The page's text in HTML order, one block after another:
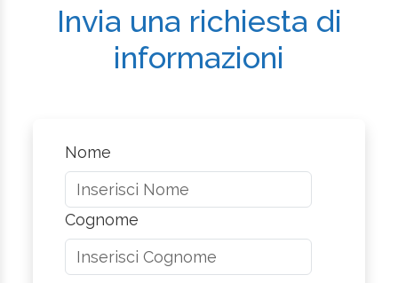
Invia una richiesta di
informazioni
Nome
Cognome